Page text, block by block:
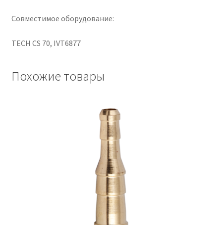
Совместимое оборудование:
TECH CS 70, IVT6877
Похожие товары